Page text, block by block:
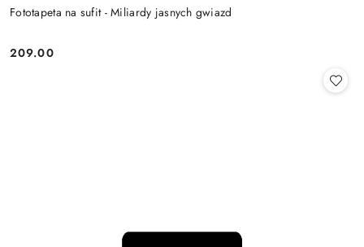
Fototapeta na sufit - Miliardy jasnych gwiazd
Cena:
209.00